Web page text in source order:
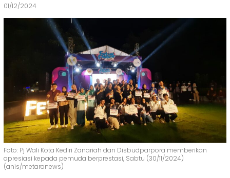
01/12/2024
Foto: Pj Wali Kota Kediri Zanariah dan Disbudparpora memberikan
apresiasi kepada pemuda berprestasi, Sabtu (30/11/2024)
(anis/metaranews)